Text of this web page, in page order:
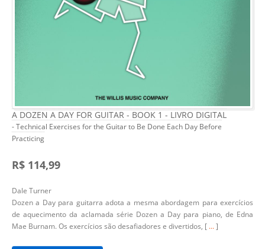
A DOZEN A DAY FOR GUITAR - BOOK 1 - LIVRO DIGITAL
- Technical Exercises for the Guitar to Be Done Each Day Before
Practicing
R$ 114,99
Dale Turner
Dozen a Day para guitarra adota a mesma abordagem para exercícios
de aquecimento da aclamada série Dozen a Day para piano, de Edna
Mae Burnam. Os exercícios são desafiadores e divertidos, [ ...]